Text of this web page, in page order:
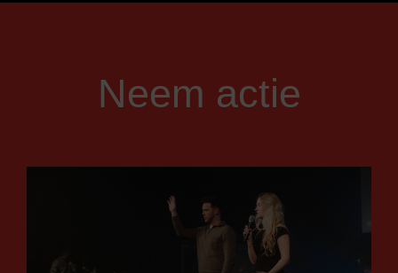
Neem actie